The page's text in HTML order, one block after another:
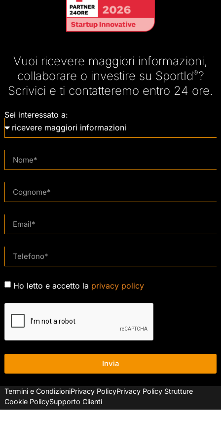
Vuoi ricevere maggiori informazioni,
collaborare o investire su SportId®?
Scrivici e ti contatteremo entro 24 ore.
Sei interessato a:
Ho letto e accetto la privacy policy
Invia
Termini e CondizioniPrivacy PolicyPrivacy Policy Strutture
Cookie PolicySupporto Clienti